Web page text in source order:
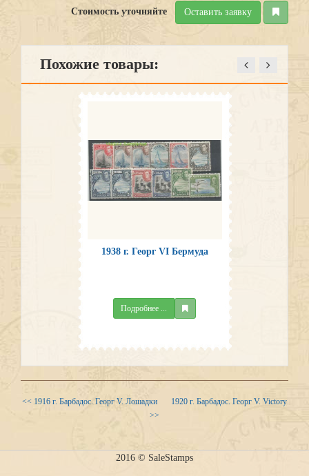
Стоимость уточняйте Оставить заявку
Похожие товары:
1938 г. Георг VI Бермуда
Подробнее ...
<< 1916 г. Барбадос. Георг V. Лошадки
1920 г. Барбадос. Георг V. Victory
>>
2016 © SaleStamps